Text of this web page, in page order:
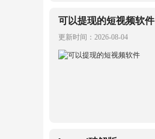
可以提现的短视频软件
更新时间：2026-08-04